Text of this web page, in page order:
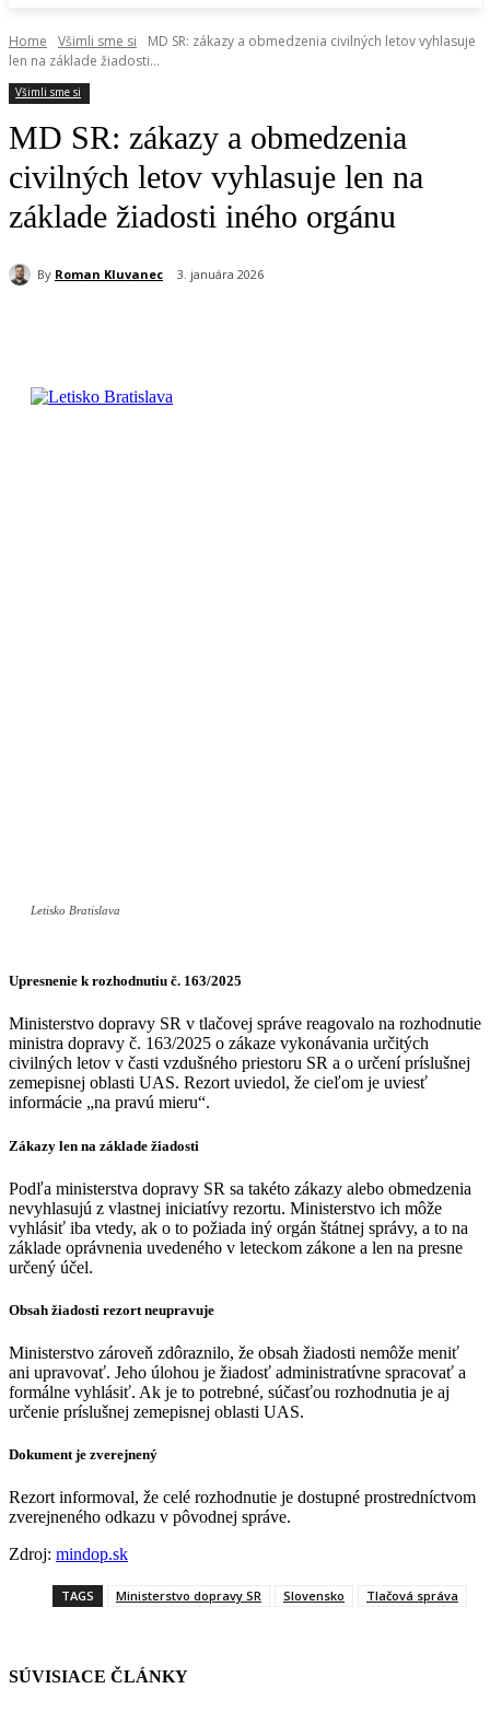
Home Všimli sme si
MD SR: zákazy a obmedzenia civilných letov vyhlasuje
len na základe žiadosti...
Všimli sme si
MD SR: zákazy a obmedzenia
civilných letov vyhlasuje len na
základe žiadosti iného orgánu
By Roman Kluvanec 3. januára 2026
Letisko Bratislava
Upresnenie k rozhodnutiu č. 163/2025
Ministerstvo dopravy SR v tlačovej správe reagovalo na rozhodnutie
ministra dopravy č. 163/2025 o zákaze vykonávania určitých
civilných letov v časti vzdušného priestoru SR a o určení príslušnej
zemepisnej oblasti UAS. Rezort uviedol, že cieľom je uviesť
informácie „na pravú mieru“.
Zákazy len na základe žiadosti
Podľa ministerstva dopravy SR sa takéto zákazy alebo obmedzenia
nevyhlasujú z vlastnej iniciatívy rezortu. Ministerstvo ich môže
vyhlásiť iba vtedy, ak o to požiada iný orgán štátnej správy, a to na
základe oprávnenia uvedeného v leteckom zákone a len na presne
určený účel.
Obsah žiadosti rezort neupravuje
Ministerstvo zároveň zdôraznilo, že obsah žiadosti nemôže meniť
ani upravovať. Jeho úlohou je žiadosť administratívne spracovať a
formálne vyhlásiť. Ak je to potrebné, súčasťou rozhodnutia je aj
určenie príslušnej zemepisnej oblasti UAS.
Dokument je zverejnený
Rezort informoval, že celé rozhodnutie je dostupné prostredníctvom
zverejneného odkazu v pôvodnej správe.
Zdroj: mindop.sk
TAGS Ministerstvo dopravy SR Slovensko Tlačová správa
SÚVISIACE ČLÁNKY